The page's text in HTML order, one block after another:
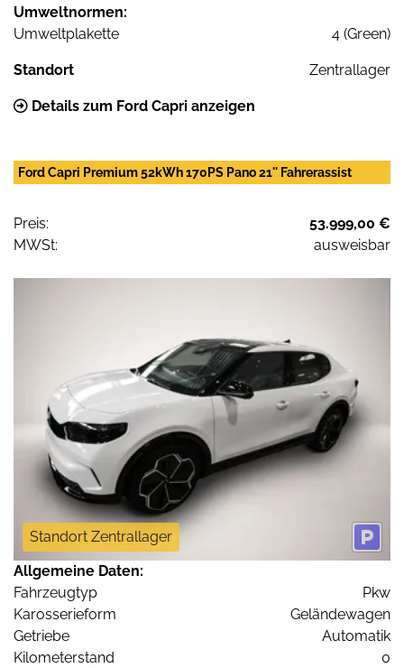
Umweltnormen:
Umweltplakette
4 (Green)
Standort Zentrallager
Details zum Ford Capri anzeigen
Ford Capri Premium 52kWh 170PS Pano 21'' Fahrerassist
Preis:
53.999,00 €
MWSt:
ausweisbar
Standort Zentrallager
Allgemeine Daten:
Fahrzeugtyp
Pkw
Karosserieform
Geländewagen
Getriebe
Automatik
Kilometerstand
0